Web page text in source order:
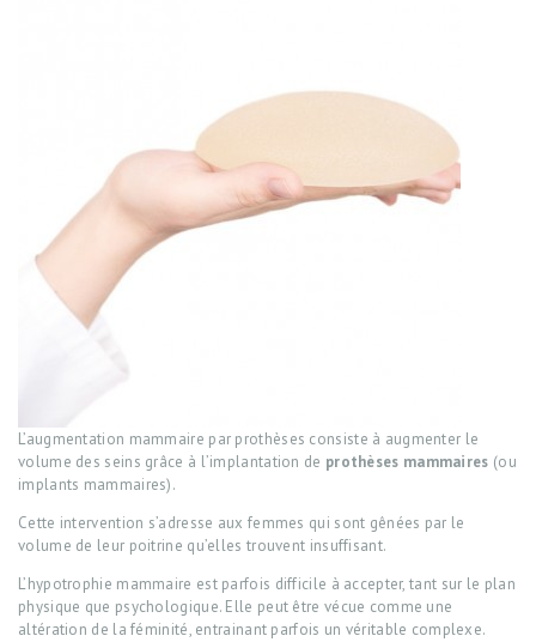
L’augmentation mammaire par prothèses consiste à augmenter le
volume des seins grâce à l’implantation de prothèses mammaires (ou
implants mammaires).
Cette intervention s’adresse aux femmes qui sont gênées par le
volume de leur poitrine qu’elles trouvent insuffisant.
L’hypotrophie mammaire est parfois difficile à accepter, tant sur le plan
physique que psychologique. Elle peut être vécue comme une
altération de la féminité, entrainant parfois un véritable complexe.